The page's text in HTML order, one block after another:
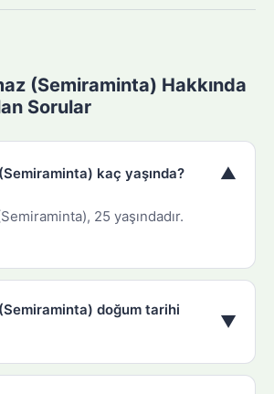
(Semiraminta) Hakkında
Sorular
kaç yaşında? ▼
25 yaşındadır.
doğum tarihi
▼